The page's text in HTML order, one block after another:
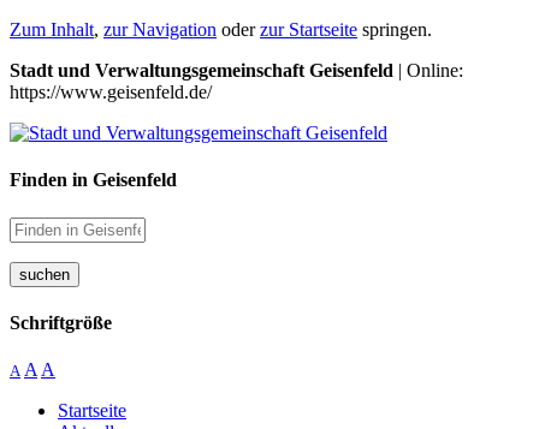
Zum Inhalt, zur Navigation oderzur Startseite springen.
Stadt und Verwaltungsgemeinschaft Geisenfeld | Online:
https://www.geisenfeld.de/
Finden in Geisenfeld
suchen
Schriftgröße
A A A
Startseite